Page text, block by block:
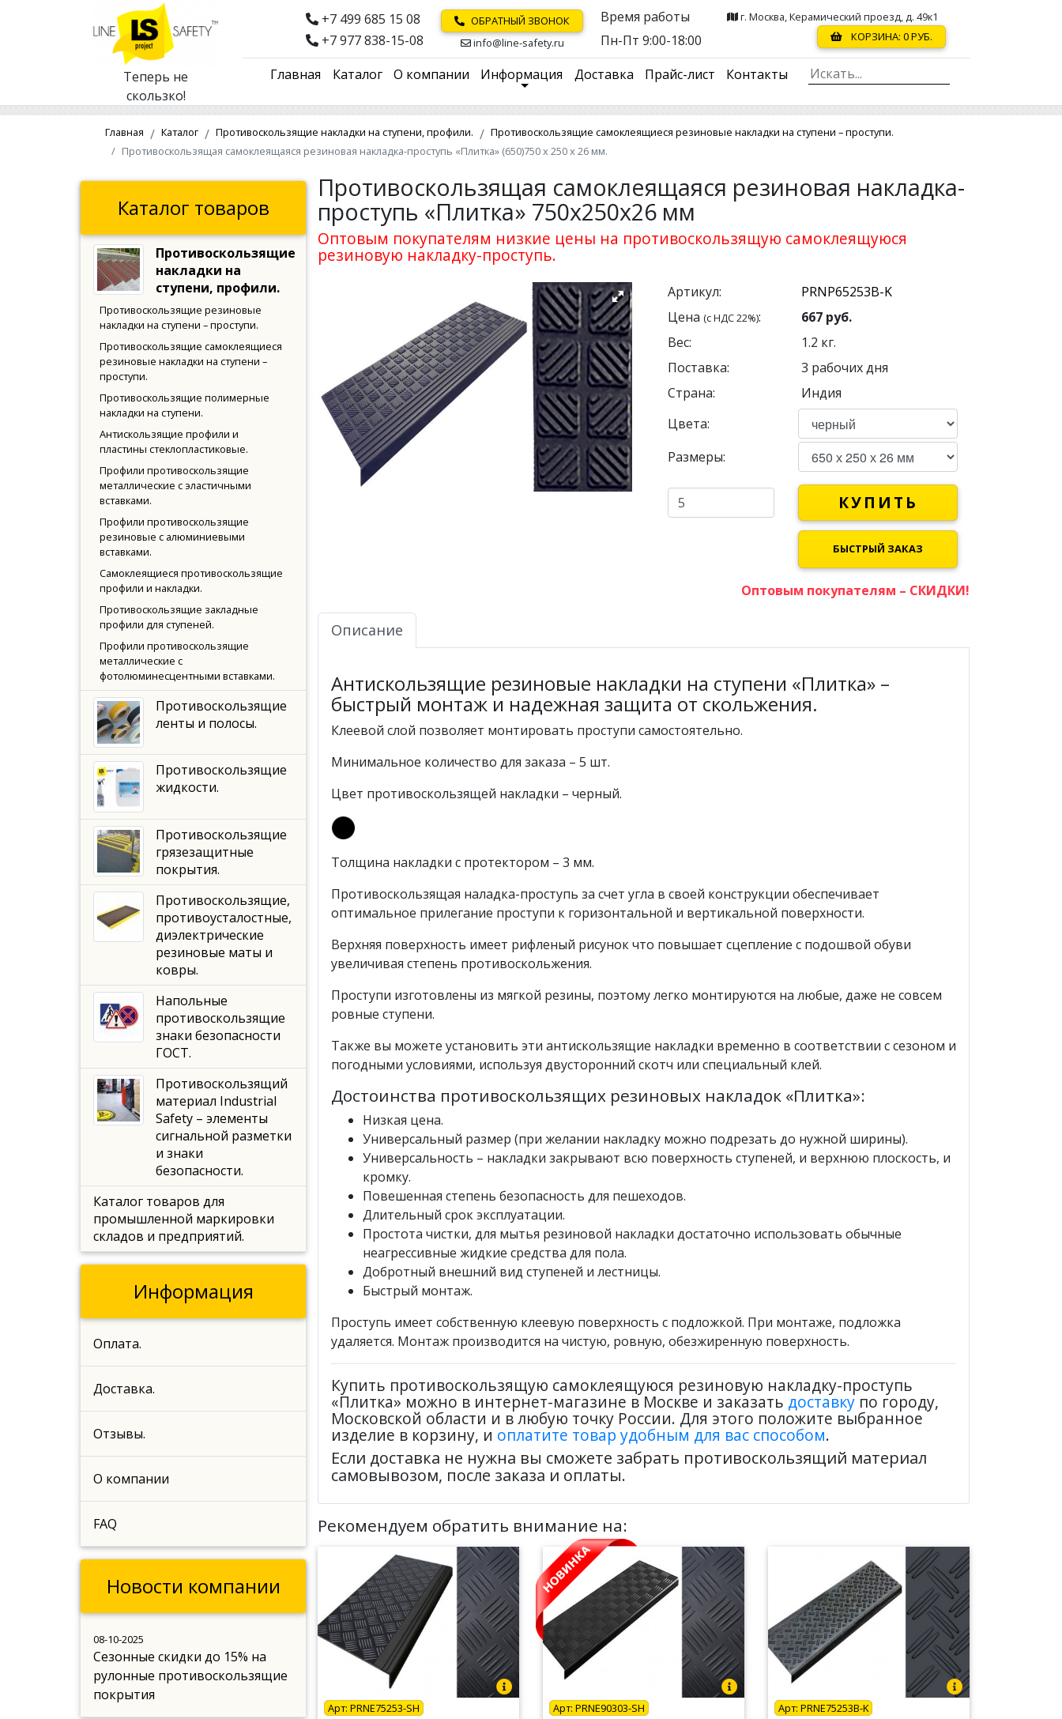
Теперь не
скользко!
+7 499 685 15 08
+7 977 838-15-08
ОБРАТНЫЙ ЗВОНОК
info@line-safety.ru
Время работы
Пн-Пт 9:00-18:00
г. Москва, Керамический проезд, д. 49к1
КОРЗИНА: 0РУБ.
Главная Каталог О компании Информация Доставка Прайс-лист Контакты
Главная Каталог Противоскользящие накладки на ступени, профили.
Противоскользящие самоклеящиеся резиновые накладки на ступени – проступи.
Противоскользящая самоклеящаяся резиновая накладка-проступь «Плитка» (650)750 х 250 х 26 мм.
Противоскользящая самоклеящаяся резиновая накладка-
проступь «Плитка» 750х250х26 мм
Оптовым покупателям низкие цены на противоскользящую самоклеящуюся
резиновую накладку-проступь.
Артикул:
Цена (с НДС 22%): 667 руб.
Вес:
1.2 кг.
Поставка:
3 рабочих дня
Страна:
Индия
Цвета:
Размеры:
КУПИТЬ
БЫСТРЫЙ ЗАКАЗ
Оптовым покупателям – СКИДКИ!
Описание
Антискользящие резиновые накладки на ступени «Плитка» –
быстрый монтаж и надежная защита от скольжения.
Клеевой слой позволяет монтировать проступи самостоятельно.
Минимальное количество для заказа – 5 шт.
Цвет противоскользящей накладки – черный.
Толщина накладки с протектором – 3 мм.
Противоскользящая наладка-проступь за счет угла в своей конструкции обеспечивает
оптимальное прилегание проступи к горизонтальной и вертикальной поверхности.
Верхняя поверхность имеет рифленый рисунок что повышает сцепление с подошвой обуви
увеличивая степень противоскольжения.
Проступи изготовлены из мягкой резины, поэтому легко монтируются на любые, даже не совсем
ровные ступени.
Также вы можете установить эти антискользящие накладки временно в соответствии с сезоном и
погодными условиями, используя двусторонний скотч или специальный клей.
Достоинства противоскользящих резиновых накладок «Плитка»:
Низкая цена.
Универсальный размер (при желании накладку можно подрезать до нужной ширины).
Универсальность – накладки закрывают всю поверхность ступеней, и верхнюю плоскость, и
кромку.
Повешенная степень безопасность для пешеходов.
Длительный срок эксплуатации.
Простота чистки, для мытья резиновой накладки достаточно использовать обычные
неагрессивные жидкие средства для пола.
Добротный внешний вид ступеней и лестницы.
Быстрый монтаж.
Проступь имеет собственную клеевую поверхность с подложкой. При монтаже, подложка
удаляется. Монтаж производится на чистую, ровную, обезжиренную поверхность.
Купить противоскользящую самоклеящуюся резиновую накладку-проступь
«Плитка» можно в интернет-магазине в Москве и заказать доставку по городу,
Московской области и в любую точку России. Для этого положите выбранное
изделие в корзину, и оплатите товар удобным для вас способом.
Если доставка не нужна вы сможете забрать противоскользящий материал
самовывозом, после заказа и оплаты.
Рекомендуем обратить внимание на:
Арт: PRNE75253-SH
Арт: PRNE90303-SH
Арт: PRNE75253B-K
Каталог товаров
Противоскользящие
накладки на
ступени, профили.
Противоскользящие резиновые
накладки на ступени – проступи.
Противоскользящие самоклеящиеся
резиновые накладки на ступени –
проступи.
Противоскользящие полимерные
накладки на ступени.
Антискользящие профили и
пластины стеклопластиковые.
Профили противоскользящие
металлические с эластичными
вставками.
Профили противоскользящие
резиновые с алюминиевыми
вставками.
Самоклеящиеся противоскользящие
профили и накладки.
Противоскользящие закладные
профили для ступеней.
Профили противоскользящие
металлические с
фотолюминесцентными вставками.
Противоскользящие
ленты и полосы.
Противоскользящие
жидкости.
Противоскользящие
грязезащитные
покрытия.
Противоскользящие,
противоусталостные,
диэлектрические
резиновые маты и
ковры.
Напольные
противоскользящие
знаки безопасности
ГОСТ.
Противоскользящий
материал Industrial
Safety – элементы
сигнальной разметки
и знаки
безопасности.
Каталог товаров для
промышленной маркировки
складов и предприятий.
Информация
Оплата.
Доставка.
Отзывы.
О компании
FAQ
Новости компании
08-10-2025
Сезонные скидки до 15% на
рулонные противоскользящие
покрытия